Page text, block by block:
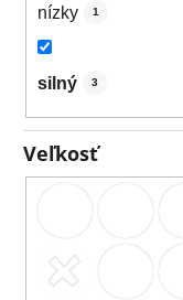
nízky 1
silný 3
Veľkosť